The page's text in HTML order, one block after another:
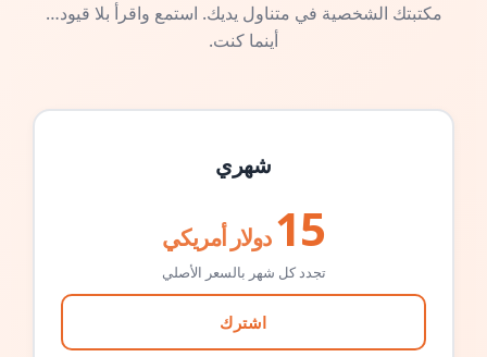
مكتبتك الشخصية في متناول يديك. استمع واقرأ بلا قيود…
أينما كنت.
شهري
15 دولار أمريكي
تجدد كل شهر بالسعر الأصلي
اشترك